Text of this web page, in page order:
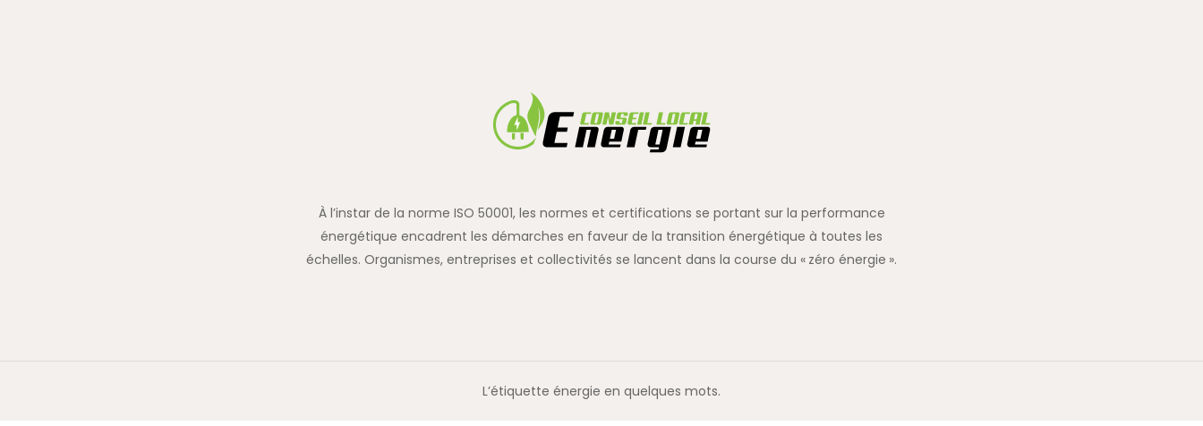
À l’instar de la norme ISO 50001, les normes et certifications se portant sur la performance
énergétique encadrent les démarches en faveur de la transition énergétique à toutes les
échelles. Organismes, entreprises et collectivités se lancent dans la course du « zéro énergie ».
L’étiquette énergie en quelques mots.